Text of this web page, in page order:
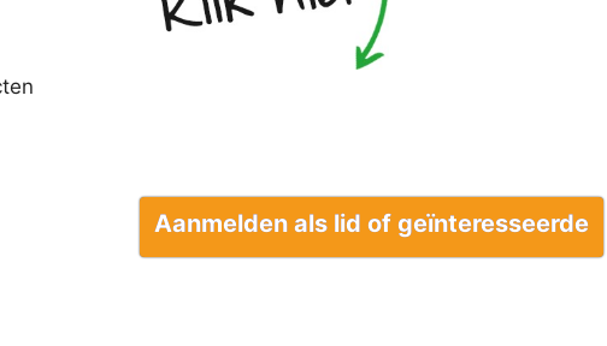
Aanmelden als lid of geïnteresseerde